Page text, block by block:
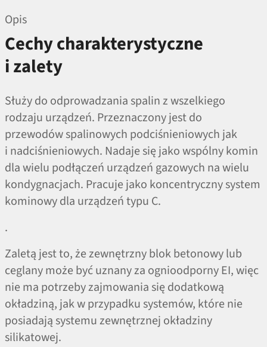
Opis
Cechy charakterystyczne
i zalety
Służy do odprowadzania spalin z wszelkiego
rodzaju urządzeń. Przeznaczony jest do
przewodów spalinowych podciśnieniowych jak
i nadciśnieniowych. Nadaje się jako wspólny komin
dla wielu podłączeń urządzeń gazowych na wielu
kondygnacjach. Pracuje jako koncentryczny system
kominowy dla urządzeń typu C.
.
Zaletą jest to, że zewnętrzny blok betonowy lub
ceglany może być uznany za ognioodporny EI, więc
nie ma potrzeby zajmowania się dodatkową
okładziną, jak w przypadku systemów, które nie
posiadają systemu zewnętrznej okładziny
silikatowej.